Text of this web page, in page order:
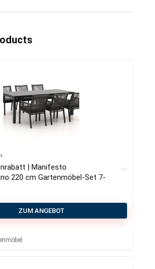
| Manifesto
220 cm Gartenmöbel-Set 7-
ZUM ANGEBOT